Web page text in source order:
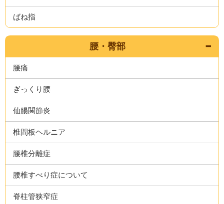
ばね指
腰・臀部
腰痛
ぎっくり腰
仙腸関節炎
椎間板ヘルニア
腰椎分離症
腰椎すべり症について
脊柱管狭窄症